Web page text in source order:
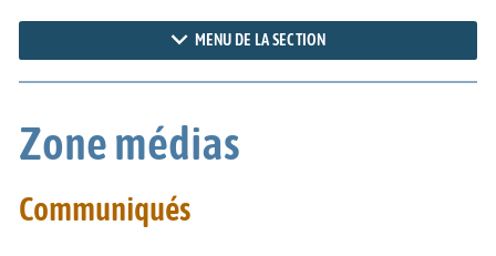
MENU DE LA SECTION
Zone médias
Communiqués